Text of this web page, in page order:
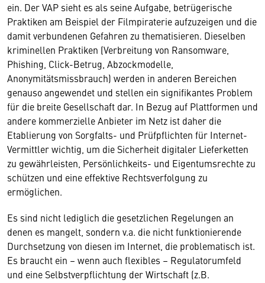
ein. Der VAP sieht es als seine Aufgabe, betrügerische
Praktiken am Beispiel der Filmpiraterie aufzuzeigen und die
damit verbundenen Gefahren zu thematisieren. Dieselben
kriminellen Praktiken (Verbreitung von Ransomware,
Phishing, Click-Betrug, Abzockmodelle,
Anonymitätsmissbrauch) werden in anderen Bereichen
genauso angewendet und stellen ein signifikantes Problem
für die breite Gesellschaft dar. In Bezug auf Plattformen und
andere kommerzielle Anbieter im Netz ist daher die
Etablierung von Sorgfalts- und Prüfpflichten für Internet-
Vermittler wichtig, um die Sicherheit digitaler Lieferketten
zu gewährleisten, Persönlichkeits- und Eigentumsrechte zu
schützen und eine effektive Rechtsverfolgung zu
ermöglichen.
Es sind nicht lediglich die gesetzlichen Regelungen an
denen es mangelt, sondern v.a. die nicht funktionierende
Durchsetzung von diesen im Internet, die problematisch ist.
Es braucht ein – wenn auch flexibles – Regulatorumfeld
und eine Selbstverpflichtung der Wirtschaft (z.B.